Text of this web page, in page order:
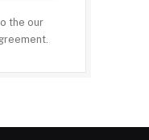
the our